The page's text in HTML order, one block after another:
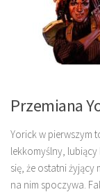
Przemiana
Yorick w pierwszym
lekkomyślny,
się, że ostatni
na nim spoczywa.